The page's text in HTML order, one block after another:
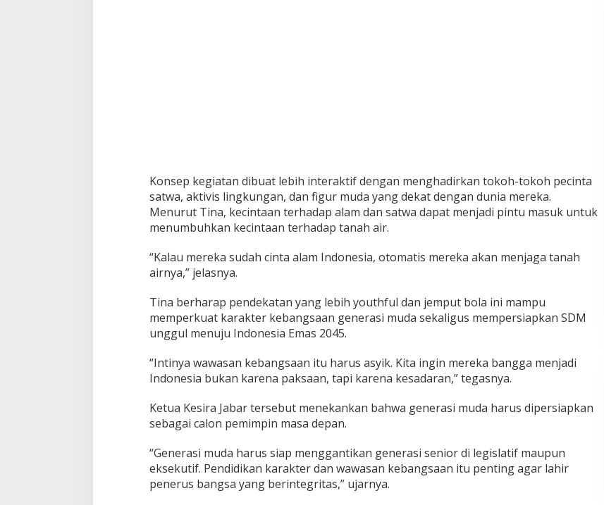
Konsep kegiatan dibuat lebih interaktif dengan menghadirkan tokoh-tokoh pecinta
satwa, aktivis lingkungan, dan figur muda yang dekat dengan dunia mereka.
Menurut Tina, kecintaan terhadap alam dan satwa dapat menjadi pintu masuk untuk
menumbuhkan kecintaan terhadap tanah air.
“Kalau mereka sudah cinta alam Indonesia, otomatis mereka akan menjaga tanah
airnya,” jelasnya.
Tina berharap pendekatan yang lebih youthful dan jemput bola ini mampu
memperkuat karakter kebangsaan generasi muda sekaligus mempersiapkan SDM
unggul menuju Indonesia Emas 2045.
“Intinya wawasan kebangsaan itu harus asyik. Kita ingin mereka bangga menjadi
Indonesia bukan karena paksaan, tapi karena kesadaran,” tegasnya.
Ketua Kesira Jabar tersebut menekankan bahwa generasi muda harus dipersiapkan
sebagai calon pemimpin masa depan.
“Generasi muda harus siap menggantikan generasi senior di legislatif maupun
eksekutif. Pendidikan karakter dan wawasan kebangsaan itu penting agar lahir
penerus bangsa yang berintegritas,” ujarnya.